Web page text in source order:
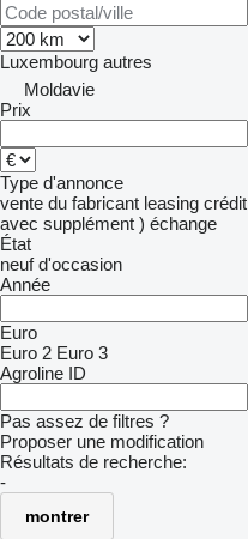
Luxembourg autres
Moldavie
Prix
Type d'annonce
vente du fabricant leasing crédit
avec supplément ) échange
État
neuf d'occasion
Année
Euro
Euro 2 Euro 3
Agroline ID
Pas assez de filtres ?
Proposer une modification
Résultats de recherche:
-
montrer